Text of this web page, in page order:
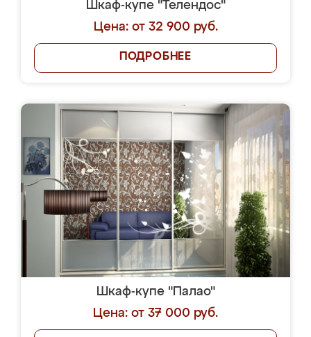
Шкаф-купе "Телендос"
Цена: от 32 900 руб.
ПОДРОБНЕЕ
Шкаф-купе "Палао"
Цена: от 37 000 руб.